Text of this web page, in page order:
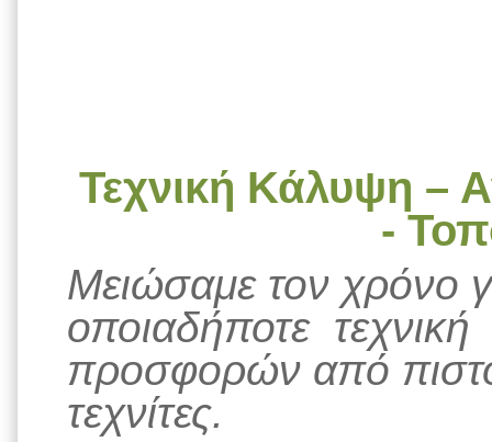
Τεχνική Κάλυψη –
-
Μειώσαμε τον χρόνο
οποιαδήποτε
προσφορών από
τεχνίτες.